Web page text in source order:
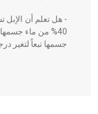
- هل تعلم أن الإبل
40% من ماء
جسمها تبعاً لتغير